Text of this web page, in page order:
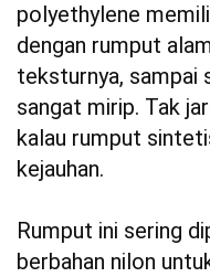
polyethylene
dengan rumput
teksturnya, sampai
sangat mirip. Tak
kalau rumput
kejauhan.
Rumput ini sering
berbahan nilon